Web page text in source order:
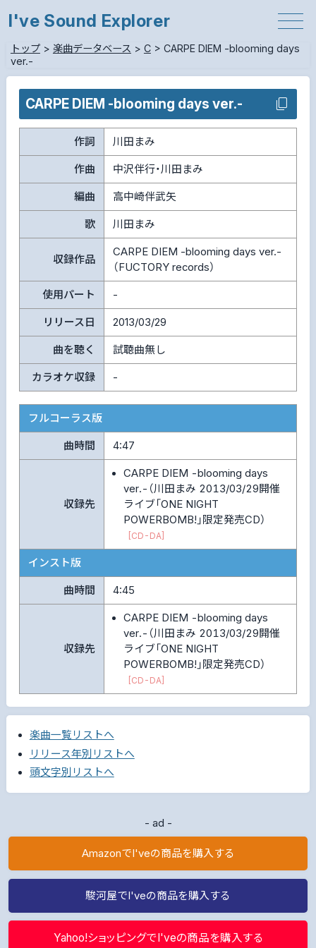
I've Sound Explorer
トップ> 楽曲データベース > C> CARPE DIEM -blooming days
ver.-
CARPE DIEM -blooming days ver.-
作詞 川田まみ
作曲 中沢伴行・川田まみ
編曲 高中崎伴武矢
歌 川田まみ
収録作品
CARPE DIEM -blooming days ver.-
（FUCTORY records）
使用パート -
リリース日 2013/03/29
曲を聴く 試聴曲無し
カラオケ収録 -
フルコーラス版
曲時間 4:47
収録先
CARPE DIEM -blooming days
ver.-（川田まみ 2013/03/29開催
ライブ「ONE NIGHT
POWERBOMB!」限定発売CD）
[CD-DA]
インスト版
曲時間 4:45
収録先
CARPE DIEM -blooming days
ver.-（川田まみ 2013/03/29開催
ライブ「ONE NIGHT
POWERBOMB!」限定発売CD）
[CD-DA]
楽曲一覧リストへ
リリース年別リストへ
頭文字別リストへ
- ad -
AmazonでI'veの商品を購入する
駿河屋でI'veの商品を購入する
Yahoo!ショッピングでI'veの商品を購入する